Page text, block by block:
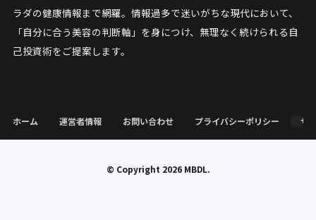
ラダの健康情報まで網羅。情報過多で迷いがちな現代において、
「自分に合う美容の判断軸」を身につけ、無理なく続けられる自
己投資術をご提案します。
ホーム 運営者情報 お問い合わせ プライバシーポリシー サ
© Copyright 2026 MBDL.